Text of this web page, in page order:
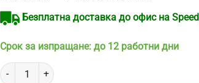
Безплатна доставка до офис на
Срок за изпращане: до 12 работни дни
количество за Професионална машина за